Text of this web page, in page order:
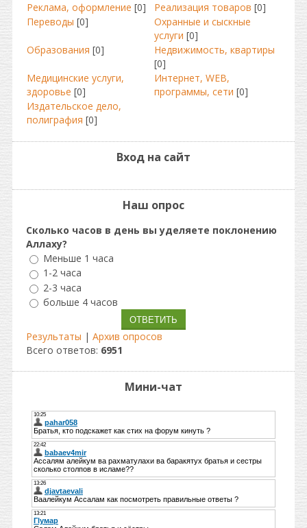
Реклама, оформление [0] Реализация товаров [0]
Переводы [0]
Охранные и сыскные
услуги [0]
Образования [0]
Недвижимость, квартиры
[0]
Медицинские услуги,
здоровье [0]
Интернет, WEB,
программы, сети [0]
Издательское дело,
полиграфия [0]
Вход на сайт
Наш опрос
Сколько часов в день вы уделяете поклонению
Аллаху?
Меньше 1 часа
1-2 часа
2-3 часа
больше 4 часов
Результаты | Архив опросов
Всего ответов: 6951
Мини-чат